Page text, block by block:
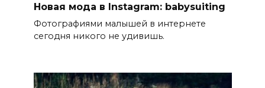
Новая мода в Instagram: babysuiting
Фотографиями малышей в интернете
сегодня никого не удивишь.